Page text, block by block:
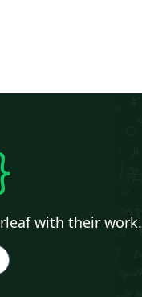
with their work.